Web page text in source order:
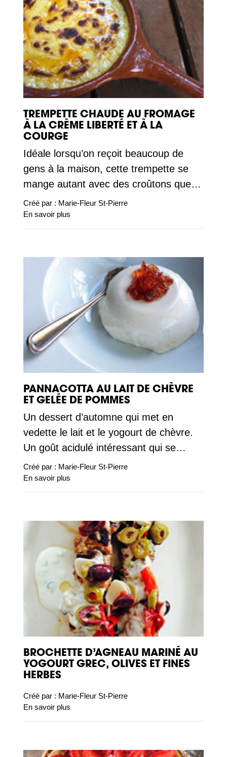
TREMPETTE CHAUDE AU FROMAGE
À LA CRÈME LIBERTÉ ET À LA
COURGE
Idéale lorsqu’on reçoit beaucoup de
gens à la maison, cette trempette se
mange autant avec des croûtons que…
Créé par : Marie-Fleur St-Pierre
En savoir plus
PANNACOTTA AU LAIT DE CHÈVRE
ET GELÉE DE POMMES
Un dessert d’automne qui met en
vedette le lait et le yogourt de chèvre.
Un goût acidulé intéressant qui se…
Créé par : Marie-Fleur St-Pierre
En savoir plus
BROCHETTE D’AGNEAU MARINÉ AU
YOGOURT GREC, OLIVES ET FINES
HERBES
Créé par : Marie-Fleur St-Pierre
En savoir plus